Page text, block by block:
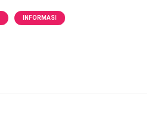
INFORMASI